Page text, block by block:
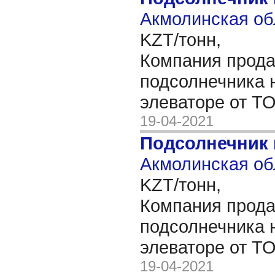
Акмолинская
KZT/тонн,
Компания
подсолнечника
элеваторе от
19-04-2021
Акмолинская
KZT/тонн,
Компания
подсолнечника
элеваторе от
19-04-2021